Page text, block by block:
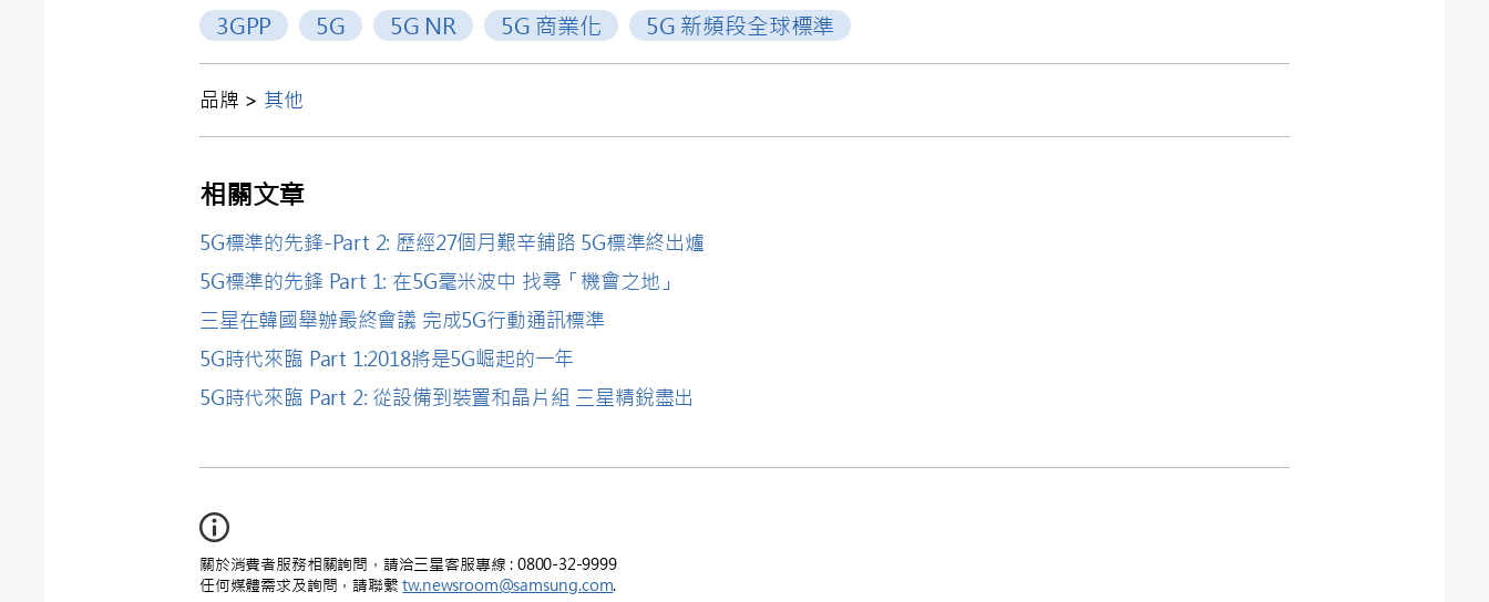
3GPP 5G 5G NR 5G 商業化 5G 新頻段全球標準
品牌 > 其他
相關文章
5G標準的先鋒-Part 2: 歷經27個月艱辛鋪路 5G標準終出爐
5G標準的先鋒 Part 1: 在5G毫米波中 找尋「機會之地」
三星在韓國舉辦最終會議 完成5G行動通訊標準
5G時代來臨 Part 1:2018將是5G崛起的一年
5G時代來臨 Part 2: 從設備到裝置和晶片組 三星精銳盡出
關於消費者服務相關詢問，請洽三星客服專線 : 0800-32-9999
任何媒體需求及詢問，請聯繫tw.newsroom@samsung.com.